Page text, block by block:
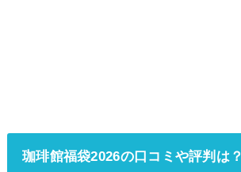
珈琲館福袋2026の口コミや評判は？